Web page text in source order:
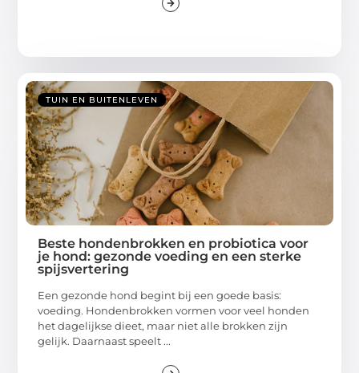
TUIN EN BUITENLEVEN
Beste hondenbrokken en probiotica voor
je hond: gezonde voeding en een sterke
spijsvertering
Een gezonde hond begint bij een goede basis:
voeding. Hondenbrokken vormen voor veel honden
het dagelijkse dieet, maar niet alle brokken zijn
gelijk. Daarnaast speelt ...